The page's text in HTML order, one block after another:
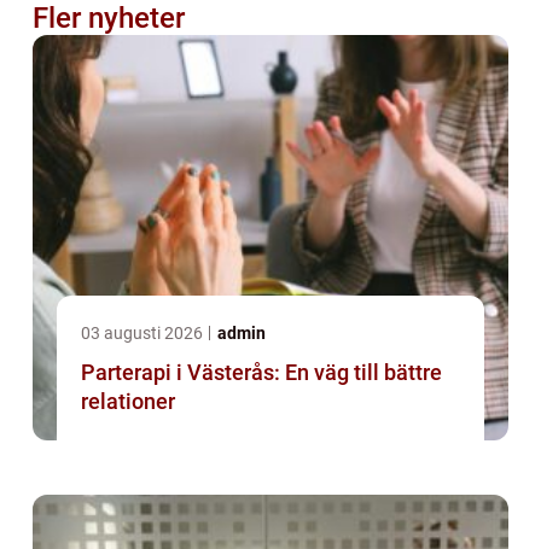
Fler nyheter
03 augusti 2026 admin
Parterapi i Västerås: En väg till bättre
relationer